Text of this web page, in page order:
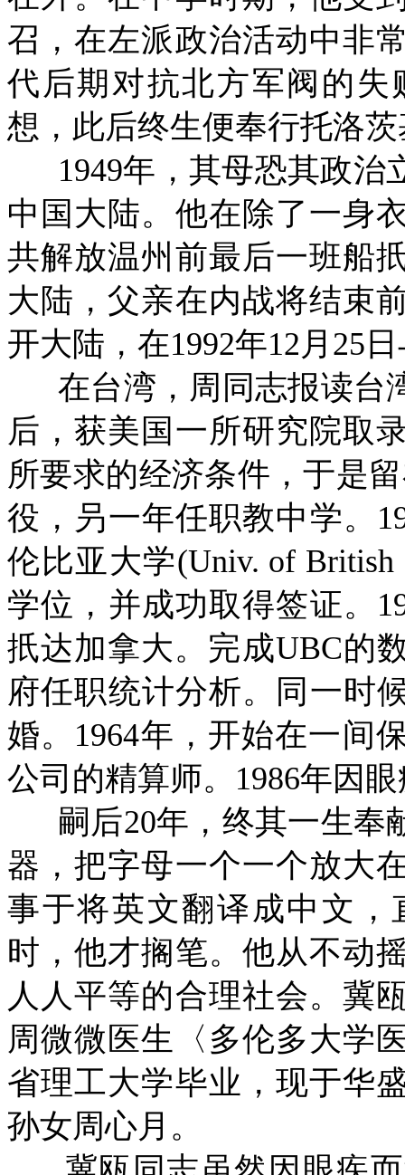
召，在左派政治活动中非
代后期对抗北方军阀的
想，此后终生便奉行托洛
1949年，其母恐其政治
中国大陆。他在除了一身
共解放温州前最后一班船
大陆，父亲在内战将结束
开大陆，在1992年12 月 25
在台湾，周同志报读台
后，获美国一所研究院取
所要求的经济条件，于是
役，叧一年任职教中学。
伦比亚大学(Univ. of British
学位，并成功取得签证。
扺达加拿大。完成UBC的
府任职统计分析。同一时
婚。 1964年，开始在一间
公司的精算师。 1986年因
嗣后20年，终其一生奉
器，把字母一个一个放大
事于将英文翻译成中文
时，他才搁笔。他从不动
人人平等的合理社会。冀
周微微医生〈多伦多大学
省理工大学毕业，现于华
孙女周心月。